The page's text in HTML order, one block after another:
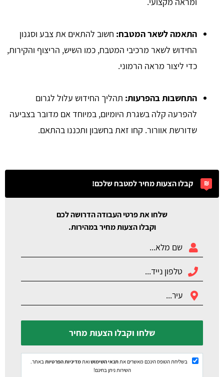
התאמה לשאר המטבח: חשוב להתאים את צבע וסגנון
החידוש לשאר מרכיבי המטבח, כמו השיש, הריצוף והקירות,
כדי ליצור מראה הרמוני.
התחשבות בהפרעות: תהליך החידוש עלול לגרום
להפרעה קלה בשגרת היומיום, במיוחד אם מדובר בצביעה
שדורשת אוורור. קחו זאת בחשבון ותכננו בהתאם.
קבלו הצעות מחיר למטבח שלכם!
שלחו את פרטי העבודה הדרושה לכם
וקבלו הצעות מחיר במהירות.
שלחו וקבלו הצעות מחיר
בשליחת הטופס הינכם מאשרים אתתנאי השימושואתמדיניות הפרטיות באתר.
השירות ניתן בחינם!